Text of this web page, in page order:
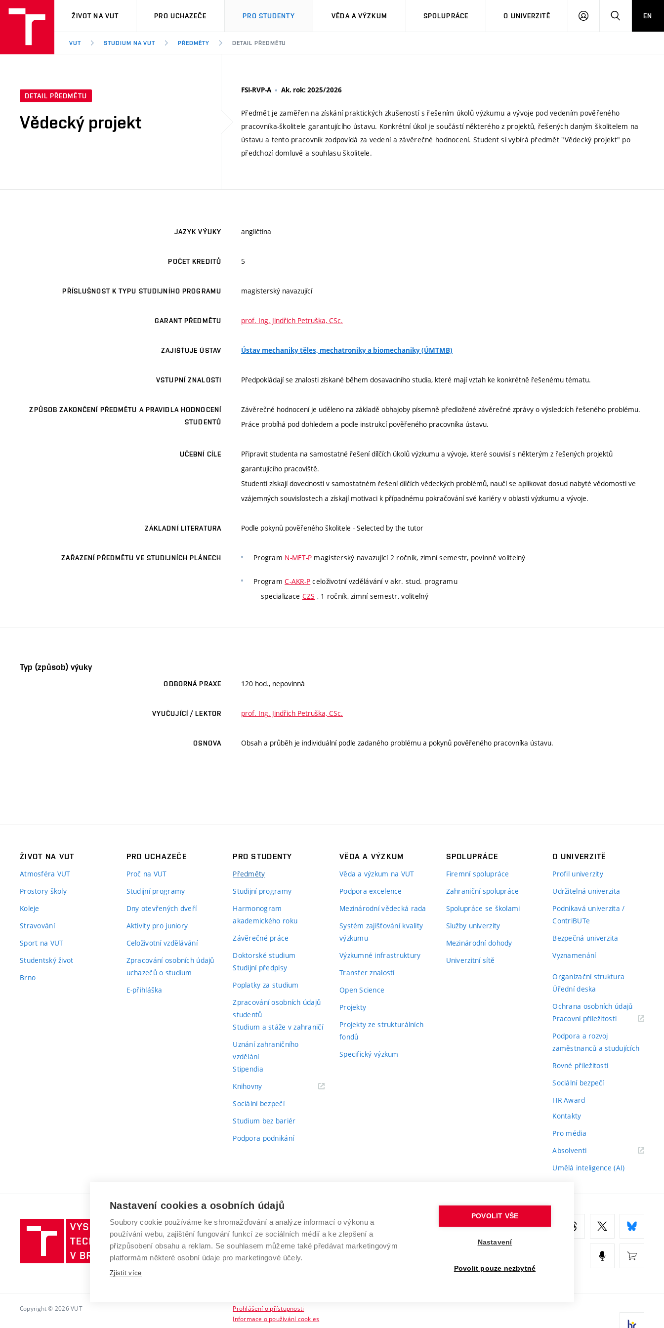
VUT
ŽIVOT NA VUT PRO UCHAZEČE PRO STUDENTY VĚDA A VÝZKUM SPOLUPRÁCE O UNIVERZITĚ
PŘIHLÁSIT HLEDATEN
VUT STUDIUM NA VUT PŘEDMĚTY DETAIL PŘEDMĚTU
DETAIL PŘEDMĚTU
Vědecký projekt
FSI-RVP-A Ak. rok: 2025/2026
Předmět je zaměřen na získání praktických zkušeností s řešením úkolů výzkumu a vývoje pod vedením pověřeného
pracovníka-školitele garantujícího ústavu. Konkrétní úkol je součástí některého z projektů, řešených daným školitelem na
ústavu a tento pracovník zodpovídá za vedení a závěrečné hodnocení. Student si vybírá předmět "Vědecký projekt" po
předchozí domluvě a souhlasu školitele.
JAZYK VÝUKY angličtina
POČET KREDITŮ 5
PŘÍSLUŠNOST K TYPU STUDIJNÍHO PROGRAMU magisterský navazující
GARANT PŘEDMĚTU prof. Ing. Jindřich Petruška, CSc.
ZAJIŠŤUJE ÚSTAV Ústav mechaniky těles, mechatroniky a biomechaniky (ÚMTMB)
VSTUPNÍ ZNALOSTI Předpokládají se znalosti získané během dosavadního studia, které mají vztah ke konkrétně řešenému tématu.
ZPŮSOB ZAKONČENÍ PŘEDMĚTU A PRAVIDLA HODNOCENÍ
STUDENTŮ
Závěrečné hodnocení je uděleno na základě obhajoby písemně předložené závěrečné zprávy o výsledcích řešeného problému.
Práce probíhá pod dohledem a podle instrukcí pověřeného pracovníka ústavu.
UČEBNÍ CÍLE
Připravit studenta na samostatné řešení dílčích úkolů výzkumu a vývoje, které souvisí s některým z řešených projektů
garantujícího pracoviště.
Studenti získají dovednosti v samostatném řešení dílčích vědeckých problémů, naučí se aplikovat dosud nabyté vědomosti ve
vzájemných souvislostech a získají motivaci k případnému pokračování své kariéry v oblasti výzkumu a vývoje.
ZÁKLADNÍ LITERATURA Podle pokynů pověřeného školitele - Selected by the tutor
ZAŘAZENÍ PŘEDMĚTU VE STUDIJNÍCH PLÁNECH Program N-MET-P magisterský navazující 2 ročník, zimní semestr, povinně volitelný
ProgramC-AKR-P celoživotní vzdělávání v akr. stud. programu
specializace CZS , 1 ročník, zimní semestr, volitelný
Typ (způsob) výuky
ODBORNÁ PRAXE 120 hod., nepovinná
VYUČUJÍCÍ / LEKTOR prof. Ing. Jindřich Petruška, CSc.
OSNOVA Obsah a průběh je individuální podle zadaného problému a pokynů pověřeného pracovníka ústavu.
ŽIVOT NA VUT
Atmosféra VUT
Prostory školy
Koleje
Stravování
Sport na VUT
Studentský život
Brno
PRO UCHAZEČE
Proč na VUT
Studijní programy
Dny otevřených dveří
Aktivity pro juniory
Celoživotní vzdělávání
Zpracování osobních údajů
uchazečů o studium
E-přihláška
PRO STUDENTY
Předměty
Studijní programy
Harmonogram
akademického roku
Závěrečné práce
Doktorské studium
Studijní předpisy
Poplatky za studium
Zpracování osobních údajů
studentů
Studium a stáže v zahraničí
Uznání zahraničního
vzdělání
Stipendia
Knihovny(externí
Sociální bezpečí
Studium bez bariér
Podpora podnikání
VĚDA A VÝZKUM
Věda a výzkum na VUT
Podpora excelence
Mezinárodní vědecká rada
Systém zajišťování kvality
výzkumu
Výzkumné infrastruktury
Transfer znalostí
Open Science
Projekty
Projekty ze strukturálních
fondů
Specifický výzkum
SPOLUPRÁCE
Firemní spolupráce
Zahraniční spolupráce
Spolupráce se školami
Služby univerzity
Mezinárodní dohody
Univerzitní sítě
O UNIVERZITĚ
Profil univerzity
Udržitelná univerzita
Podnikavá univerzita /
ContriBUTe
Bezpečná univerzita
Vyznamenání
Organizační struktura
Úřední deska
Ochrana osobních údajů
Pracovní příležitosti(externí
Podpora a rozvoj
zaměstnanců a studujících
Rovné příležitosti
Sociální bezpečí
HR Award
Kontakty
Pro média
Absolventi(externí
Umělá inteligence (AI)
Vysoké
učení
technické
v
VYSOKÉ UČENÍ TECHNICKÉ V BRNĚ
Antonínská 548/1
602 00 Brno
www.vut.cz
Copyright © 2026 VUT
Prohlášení o přístupnosti
Informace o používání cookies
Nastavení cookies a osobních údajů
Soubory cookie používáme ke shromažďování a analýze informací o výkonu a
používání webu, zajištění fungování funkcí ze sociálních médií a ke zlepšení a
přizpůsobení obsahu a reklam. Se souhlasem můžeme také předávat marketingovým
platformám některé osobní údaje pro marketingové účely.
Zjistit více
POVOLIT VŠE
Nastavení
Povolit pouze nezbytné